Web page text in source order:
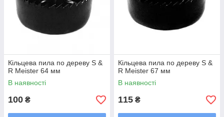
Кільцева пила по дереву S &
R Meister 64 мм
В наявності
100 ₴
Кільцева пила по дереву S &
R Meister 67 мм
В наявності
115 ₴